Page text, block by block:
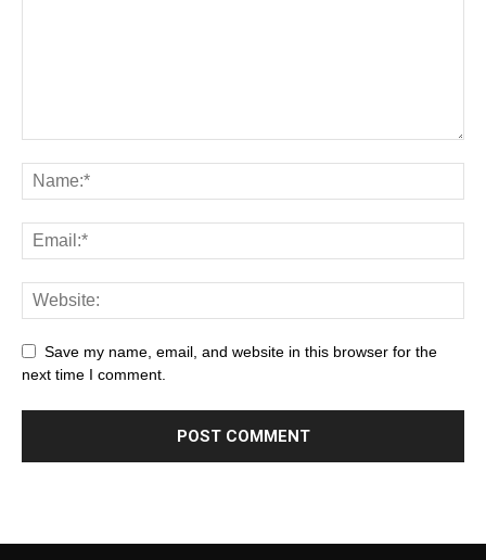
Save my name, email, and website in this browser for the
next time I comment.